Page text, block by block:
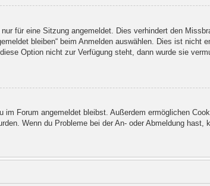
für eine Sitzung angemeldet. Dies verhindert den
bleiben“ beim Anmelden auswählen. Dies ist nicht
Option nicht zur Verfügung steht, dann wurde sie
Forum angemeldet bleibst. Außerdem ermöglichen
Wenn du Probleme bei der An- oder Abmeldung hast,